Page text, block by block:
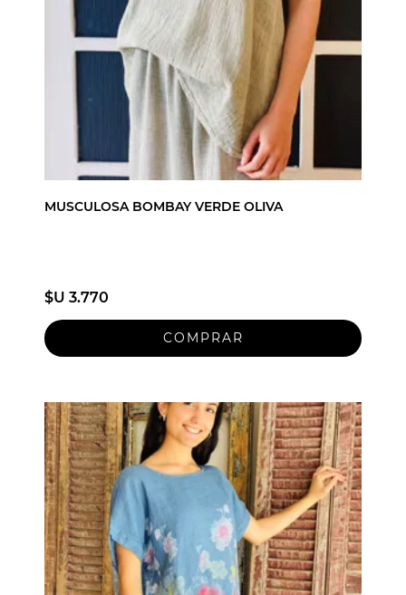
MUSCULOSA BOMBAY VERDE OLIVA
$U 3.770